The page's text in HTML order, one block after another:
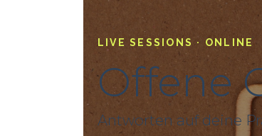
LIVE SESSIONS · ONLINE
Offene
Antworten auf deine